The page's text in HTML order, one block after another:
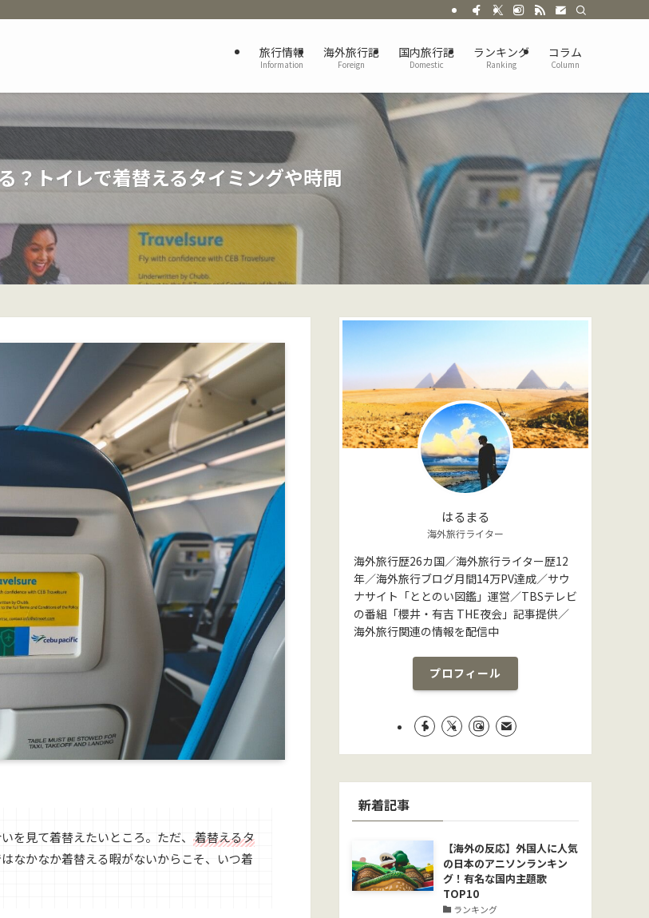
旅行情報
Information
海外旅行記
Foreign
国内旅行記
Domestic
ランキング
Ranking
コラム
Column
？トイレで着替えるタイミングや時間
を見て着替えたいところ。ただ、 着替えるタ
なかなか着替える暇がないからこそ、いつ着
はるまる
海外旅行ライター
海外旅行歴26カ国／海外旅行ライター歴12
年／海外旅行ブログ月間14万PV達成／サウ
ナサイト「ととのい図鑑」運営／TBSテレビ
の番組「櫻井・有吉 THE夜会」記事提供／
海外旅行関連の情報を配信中
プロフィール
新着記事
【海外の反応】外国人に人気
の日本のアニソンランキン
グ！有名な国内主題歌
TOP10
ランキング